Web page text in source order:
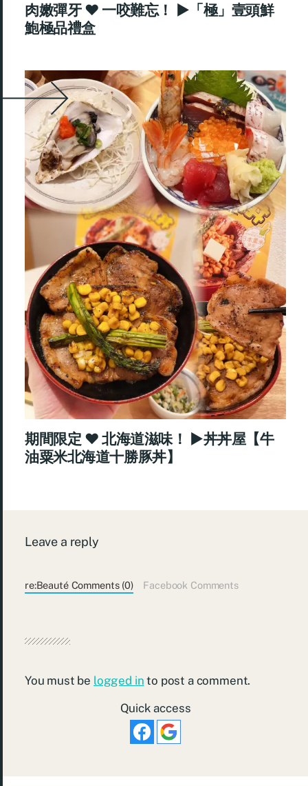
肉嫩彈牙 ♥ 一咬難忘！ ►「極」壹頭鮮
鮑極品禮盒
期間限定 ♥ 北海道滋味！ ►丼丼屋【牛
油粟米北海道十勝豚丼】
Leave a reply
re:Beauté Comments (0) Facebook Comments
You must be logged in to post a comment.
Quick access